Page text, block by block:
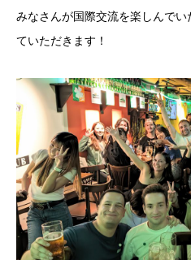
みなさんが国際交流を楽しんで
ていただきます！